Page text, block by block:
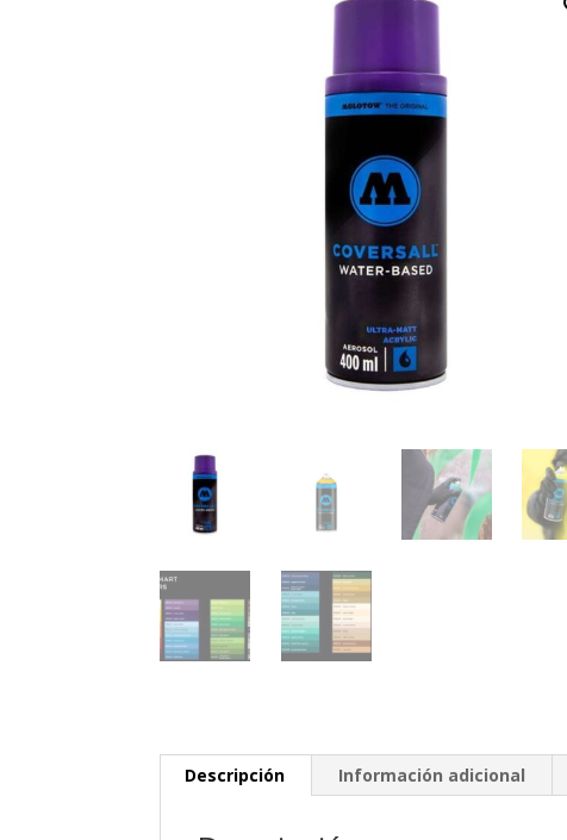
Descripción Información adicional